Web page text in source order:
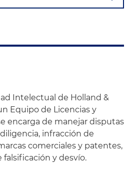
Intelectual de Holland &
Equipo de Licencias y
encarga de manejar disputas
infracción de
comerciales y patentes,
falsificación y desvío.